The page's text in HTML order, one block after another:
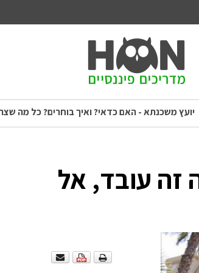
יועץ משכנתא - האם כדאי? ואיך בוחרים? כל מה
– ככה זה עובד, אל